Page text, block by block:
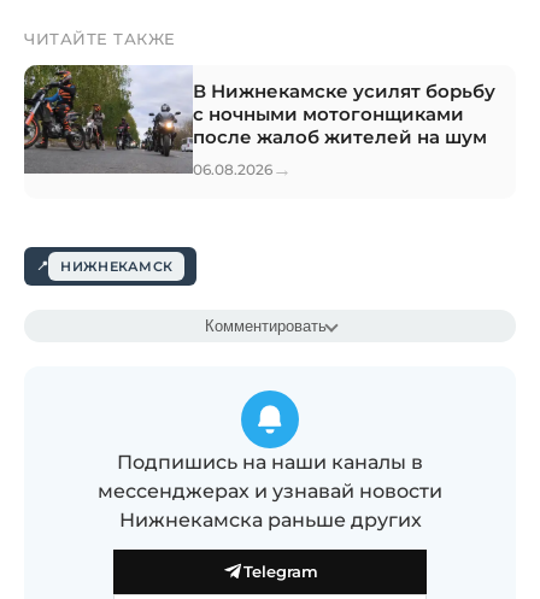
ЧИТАЙТЕ ТАКЖЕ
В Нижнекамске усилят борьбу
с ночными мотогонщиками
после жалоб жителей на шум
06.08.2026 →
НИЖНЕКАМСК
Комментировать
Подпишись на наши каналы в
мессенджерах и узнавай новости
Нижнекамска раньше других
Telegram